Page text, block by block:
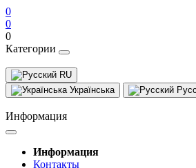
0
0
0
Категории
RU
Українська
Информация
Информация
Контакты